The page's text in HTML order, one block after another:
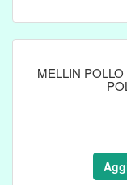
MELLIN